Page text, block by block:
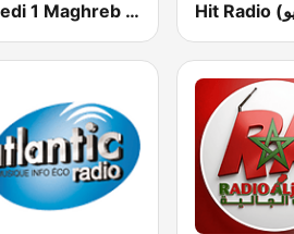
Medi 1 Maghreb (ميدى1 مغرب)